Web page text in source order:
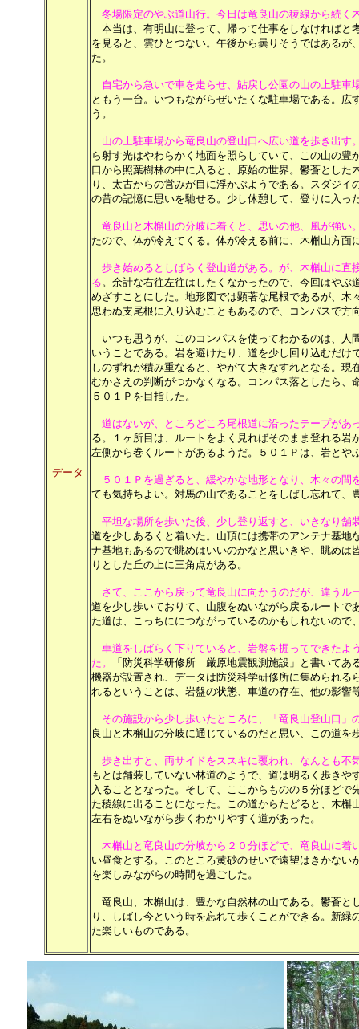
データ
冬場限定のやぶ道山行。今日は竜良山の稜線から続く
本当は、有明山に登って、帰って仕事をしなければと
を見ると、雲ひとつない。午後から曇りそうではあるが
た。
自宅から急いで車を走らせ、鮎戻し公園の山の上駐車
ともう一台。いつもながらぜいたくな駐車場である。広
う。
山の上駐車場から竜良山の登山口へ広い道を歩き出す
ら射す光はやわらかく地面を照らしていて、この山の豊
口から照葉樹林の中に入ると、原始の世界。鬱蒼とした
り、太古からの営みが目に浮かぶようである。スダジイ
の昔の記憶に思いを馳せる。少し休憩して、登りに入っ
竜良山と木槲山の分岐に着くと、思いの他、風が強い
たので、体が冷えてくる。体が冷える前に、木槲山方面
歩き始めるとしばらく登山道がある。が、木槲山に直
る。余計な右往左往はしたくなかったので、今回はやぶ
めざすことにした。地形図では顕著な尾根であるが、木
思わぬ支尾根に入り込むこともあるので、コンパスで方
いつも思うが、このコンパスを使ってわかるのは、人
いうことである。岩を避けたり、道を少し回り込むだけ
しのずれが積み重なると、やがて大きなすれとなる。現
むかさえの判断がつかなくなる。コンパス落としたら、
５０１Ｐを目指した。
道はないが、ところどころ尾根道に沿ったテープがあ
る。１ヶ所目は、ルートをよく見ればそのまま登れる岩
左側から巻くルートがあるようだ。５０１Ｐは、岩とや
５０１Ｐを過ぎると、緩やかな地形となり、木々の間
ても気持ちよい。対馬の山であることをしばし忘れて、
平坦な場所を歩いた後、少し登り返すと、いきなり舗
道を少しあるくと着いた。山頂には携帯のアンテナ基地
ナ基地もあるので眺めはいいのかなと思いきや、眺めは
りとした丘の上に三角点がある。
さて、ここから戻って竜良山に向かうのだが、違うル
道を少し歩いておりて、山腹をぬいながら戻るルートで
た道は、こっちににつながっているのかもしれないので
車道をしばらく下りていると、岩盤を掘ってできたよ
た。
「防災科学研修所 厳原地震観測施設」と書いてあ
機器が設置され、データは防災科学研修所に集められ
れるということは、岩盤の状態、車道の存在、他の影響
その施設から少し歩いたところに、「竜良山登山口」
良山と木槲山の分岐に通じているのだと思い、この道を
歩き出すと、両サイドをススキに覆われ、なんとも不
もとは舗装していない林道のようで、道は明るく歩きや
入ることとなった。そして、ここからものの５分ほどで
た稜線に出ることになった。この道からたどると、木槲
左右をぬいながら歩くわかりやすく道があった。
木槲山と竜良山の分岐から２０分ほどで、竜良山に着
い昼食とする。このところ黄砂のせいで遠望はきかない
を楽しみながらの時間を過ごした。
竜良山、木槲山は、豊かな自然林の山である。鬱蒼と
り、しばし今という時を忘れて歩くことができる。新緑
た楽しいものである。